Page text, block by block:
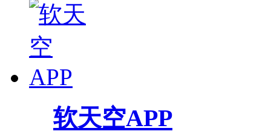
软天空APP